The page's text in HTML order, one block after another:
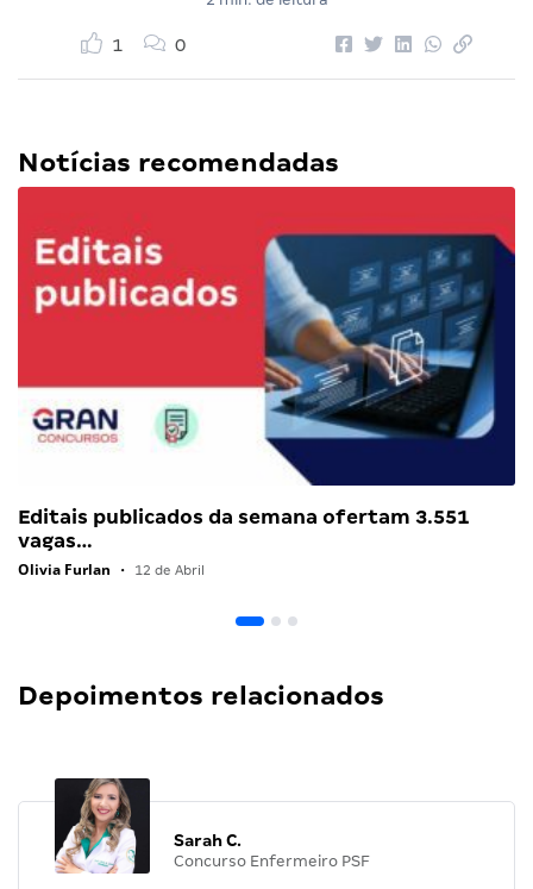
1 0
Notícias recomendadas
Editais publicados da semana ofertam 3.551
vagas…
Olivia Furlan • 12 de Abril
Depoimentos relacionados
Sarah C.
Concurso Enfermeiro PSF